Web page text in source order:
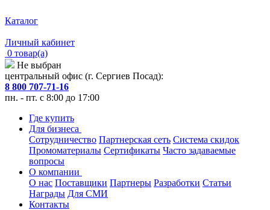
Каталог
Личный кабинет
0 товар(а)
Не выбран
центральный офис (г. Сергиев Посад):
8 800 707-71-16
пн. - пт. с 8:00 до 17:00
Где купить
Для бизнеса
Сотрудничество Партнерская сеть Система скидок
Промоматериалы Сертификаты Часто задаваемые
вопросы
О компании
О нас Поставщики Партнеры Разработки Статьи
Награды Для СМИ
Контакты